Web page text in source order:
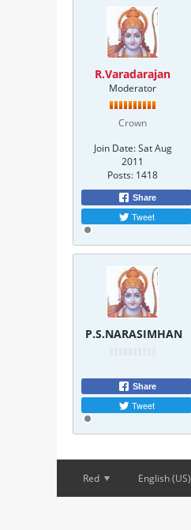
R.Varadarajan
Moderator
Crown
Join Date: Sat Aug
2011
Posts: 1418
Share
Tweet
P.S.NARASIMHAN
Share
Tweet
Red English (US)